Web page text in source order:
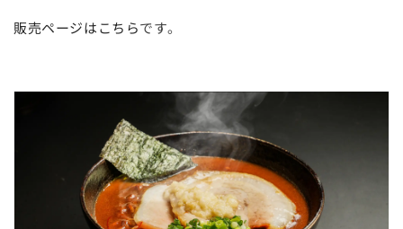
販売ページはこちらです。